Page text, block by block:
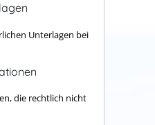
Unterlagen bei
die rechtlich nicht